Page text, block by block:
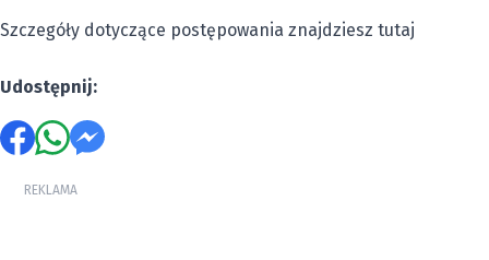
Szczegóły dotyczące postępowania znajdziesz tutaj
Udostępnij:
REKLAMA